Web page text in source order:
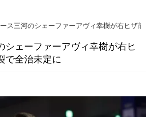
ス三河のシェーファーアヴィ幸樹が右ヒザ
シェーファーアヴィ幸樹が右ヒ
で全治未定に